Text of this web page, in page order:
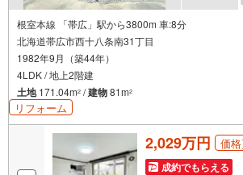
根室本線 「帯広」駅から3800m 車:8分
北海道帯広市西十八条南31丁目
1982年9月（築44年）
4LDK / 地上2階建
土地171.04m2 /建物81m2
リフォーム
2,029万円 価
成約でもらえる